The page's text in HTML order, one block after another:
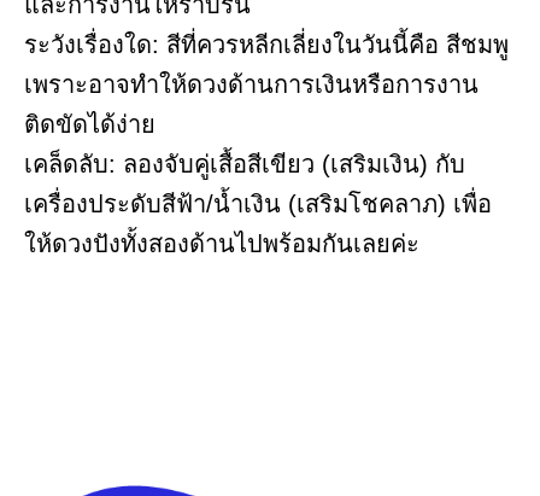
ระวังเรื่องใด: สีที่ควรหลีกเลี่ยงในวันนี้คือ สีชมพู
เพราะอาจทำให้ดวงด้านการเงินหรือการงาน
ติดขัดได้ง่าย
เคล็ดลับ: ลองจับคู่เสื้อสีเขียว (เสริมเงิน) กับ
เครื่องประดับสีฟ้า/น้ำเงิน (เสริมโชคลาภ) เพื่อ
ให้ดวงปังทั้งสองด้านไปพร้อมกันเลยค่ะ